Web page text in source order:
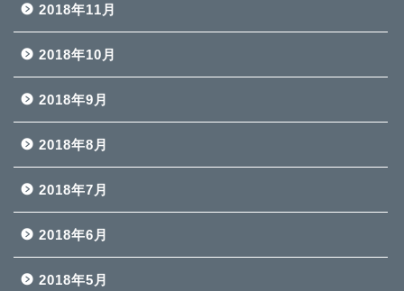
2018年11月
2018年10月
2018年9月
2018年8月
2018年7月
2018年6月
2018年5月